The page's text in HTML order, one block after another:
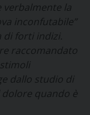
verbalmente la
inconfutabile”
di forti indizi.
raccomandato
dallo studio di
quando è